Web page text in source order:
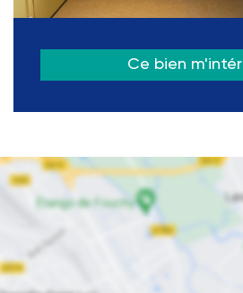
Ce bien